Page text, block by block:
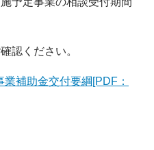
認ください。
補助金交付要綱[PDF：